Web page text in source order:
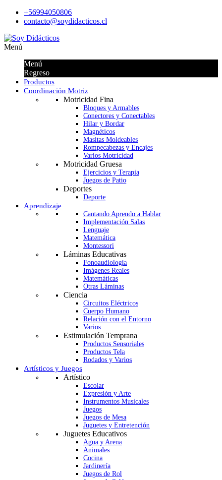
+56994050806
contacto@soydidacticos.cl
Menú
Menú
Regreso
Productos
Coordinación Motriz
Motricidad Fina
Bloques y Armables
Conectores y Conectables
Hilar y Bordar
Magnéticos
Masitas Moldeables
Rompecabezas y Encajes
Varios Motricidad
Motricidad Gruesa
Ejercicios y Terapia
Juegos de Patio
Deportes
Deporte
Aprendizaje
Cantando Aprendo a Hablar
Implementación Salas
Lenguaje
Matemática
Montessori
Láminas Educativas
Fonoaudiología
Imágenes Reales
Matemáticas
Otras Láminas
Ciencia
Circuitos Eléctricos
Cuerpo Humano
Relación con el Entorno
Varios
Estimulación Temprana
Productos Sensoriales
Productos Tela
Rodados y Varios
Artísticos y Juegos
Artístico
Escolar
Expresión y Arte
Instrumentos Musicales
Juegos
Juegos de Mesa
Juguetes y Entretención
Juguetes Educativos
Agua y Arena
Animales
Cocina
Jardinería
Juegos de Rol